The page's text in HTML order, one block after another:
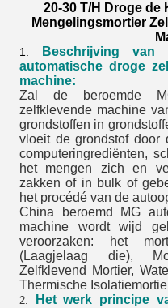
20-30 T/H Droge de
Mengelingsmortier
1.
Beschrijving van
automatische droge
machine:
Zal de beroemde
zelfklevende machine
grondstoffen in
vloeit de grondstof door
computeringrediënten,
het mengen zich en
zakken of in bulk of
het procédé van de
China beroemd MG aut
machine wordt wijd
veroorzaken: het
(Laagjelaag die),
Zelfklevend Mortier,
Thermische
2.
Het werk principe